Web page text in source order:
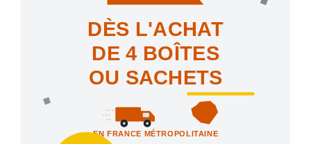
DÈS L'ACHAT
DE 4 BOÎTES
OU SACHETS
EN FRANCE MÉTROPOLITAINE